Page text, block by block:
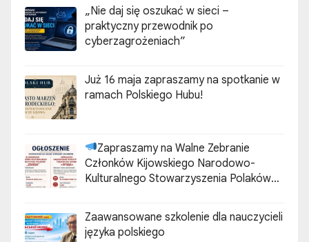
„Nie daj się oszukać w sieci –
praktyczny przewodnik po
cyberzagrożeniach”
Już 16 maja zapraszamy na spotkanie w
ramach Polskiego Hubu!
Zapraszamy na Walne Zebranie
Członków Kijowskiego Narodowo-
Kulturalnego Stowarzyszenia Polaków
Zaawansowane szkolenie dla nauczycieli
języka polskiego